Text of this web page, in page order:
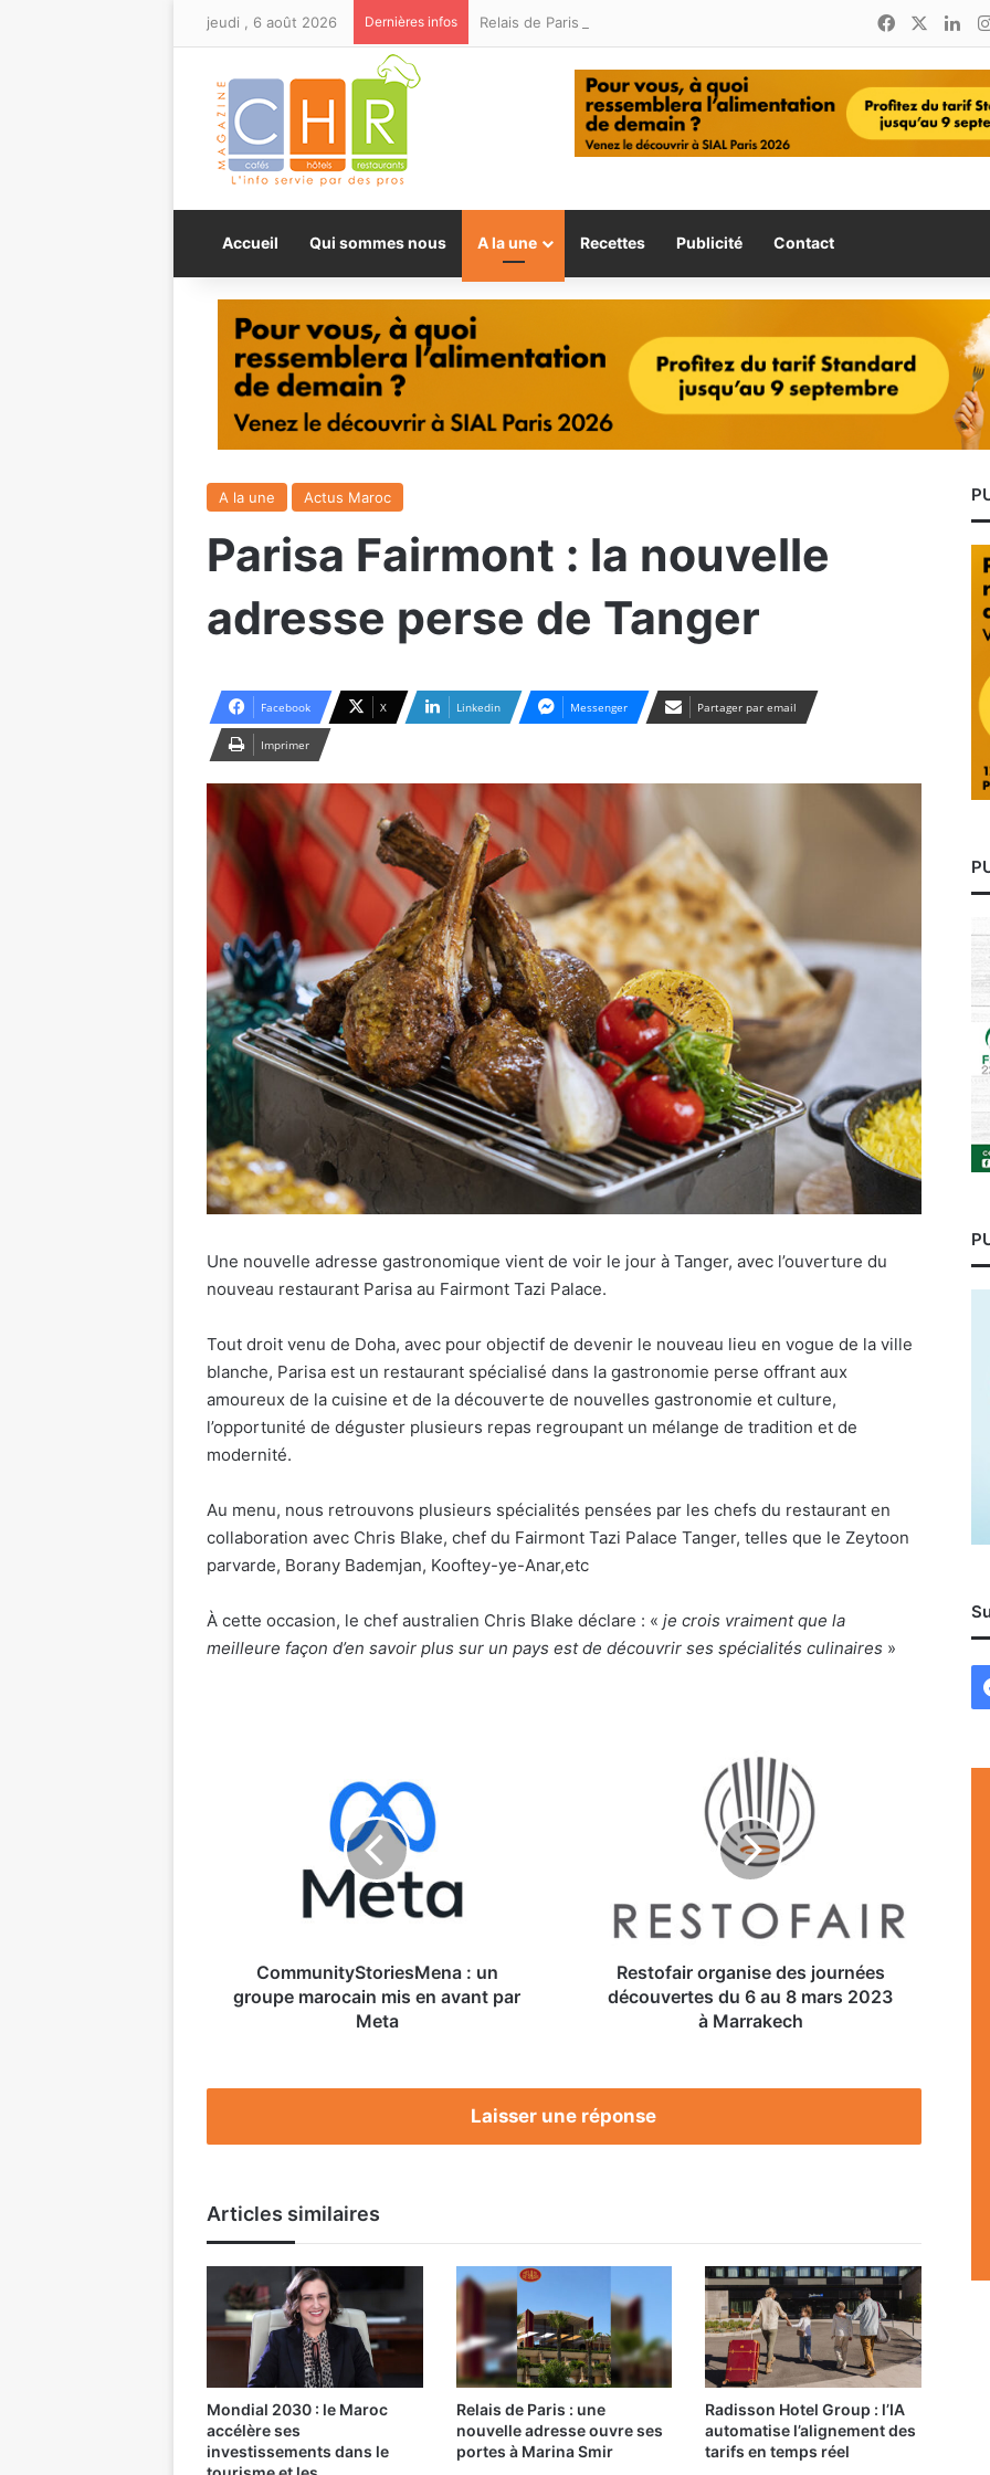
jeudi , 6 août 2026 Dernières infos Facebook
Accueil Qui sommes nous A la une Recettes Publicité Contact
A la une Actus Maroc
Parisa Fairmont : la nouvelle
adresse perse de Tanger
Facebook X Linkedin Messenger Partager par email
Imprimer
Une nouvelle adresse gastronomique vient de voir le jour à Tanger, avec l’ouverture du
nouveau restaurant Parisa au Fairmont Tazi Palace.
Tout droit venu de Doha, avec pour objectif de devenir le nouveau lieu en vogue de la ville
blanche, Parisa est un restaurant spécialisé dans la gastronomie perse offrant aux
amoureux de la cuisine et de la découverte de nouvelles gastronomie et culture,
l’opportunité de déguster plusieurs repas regroupant un mélange de tradition et de
modernité.
Au menu, nous retrouvons plusieurs spécialités pensées par les chefs du restaurant en
collaboration avec Chris Blake, chef du Fairmont Tazi Palace Tanger, telles que le Zeytoon
parvarde, Borany Bademjan, Kooftey-ye-Anar,etc
À cette occasion, le chef australien Chris Blake déclare : « je crois vraiment que la
meilleure façon d’en savoir plus sur un pays est de découvrir ses spécialités culinaires »
CommunityStoriesMena : un
groupe marocain mis en avant par
Meta
2023
Restofair organise des journées
découvertes du 6 au 8 mars 2023
à Marrakech
Laisser une réponse
Articles similaires
Mondial 2030 : le Maroc
accélère ses
investissements dans le
Relais de Paris : une
nouvelle adresse ouvre ses
portes à Marina Smir
Radisson Hotel Group : l’IA
automatise l’alignement des
tarifs en temps réel